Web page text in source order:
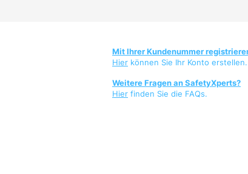
Mit Ihrer Kundenummer
Hier können Sie Ihr Konto erstellen.
Weitere Fragen an SafetyXperts?
Hier finden Sie die FAQs.